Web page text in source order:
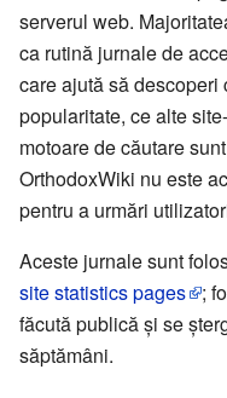
serverul web.
ca rutină jurnale de
care ajută să
popularitate, ce alte
motoare de căutare
OrthodoxWiki nu este
pentru a urmări
Aceste jurnale sunt
site statistics pages
;
făcută publică și se
săptămâni.